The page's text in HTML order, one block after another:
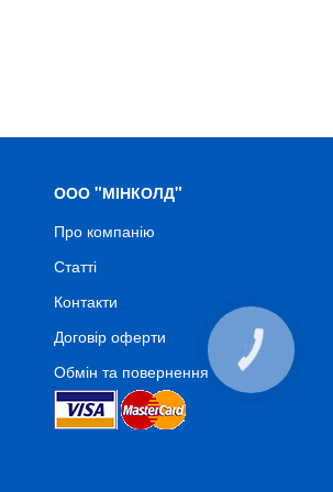
ООО "МІНКОЛД"
Про компанію
Статті
Контакти
Договір оферти
Обмін та повернення
КНОПКА
СВЯЗИ